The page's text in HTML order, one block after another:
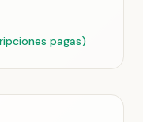
pagas)